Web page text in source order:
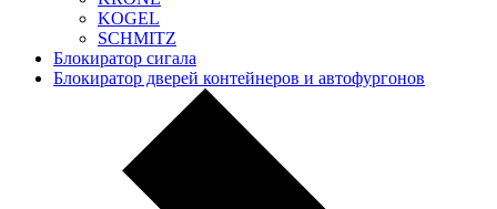
KOGEL
SCHMITZ
Блокиратор сигала
Блокиратор дверей контейнеров и автофургонов